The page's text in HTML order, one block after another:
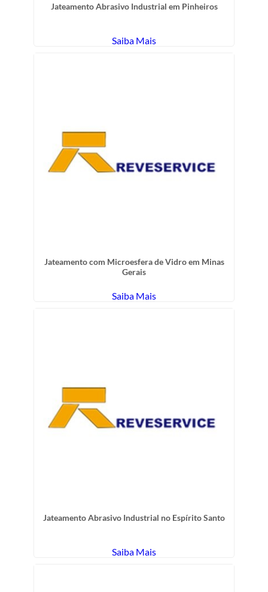
Jateamento Abrasivo Industrial em Pinheiros
Saiba Mais
Jateamento com Microesfera de Vidro em Minas
Gerais
Saiba Mais
Jateamento Abrasivo Industrial no Espírito Santo
Saiba Mais